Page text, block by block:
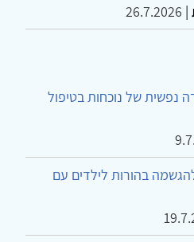
|
26.7.2026
נפשית של נוכחות בטיפול
בהורות לילדים עם